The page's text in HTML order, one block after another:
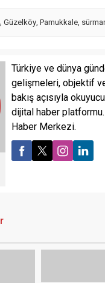
, Güzelköy, Pamukkale,
Türkiye ve dünya
gelişmeleri, objektif
bakış açısıyla
dijital haber
Haber Merkezi.